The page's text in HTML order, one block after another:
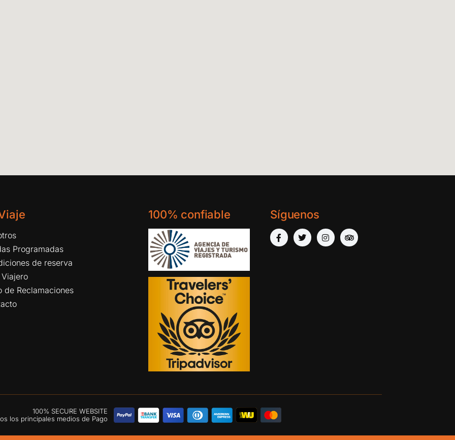
Programadas
de reserva
de Reclamaciones
100% confiable Síguenos
100% SECURE WEBSITE
los principales medios de Pago